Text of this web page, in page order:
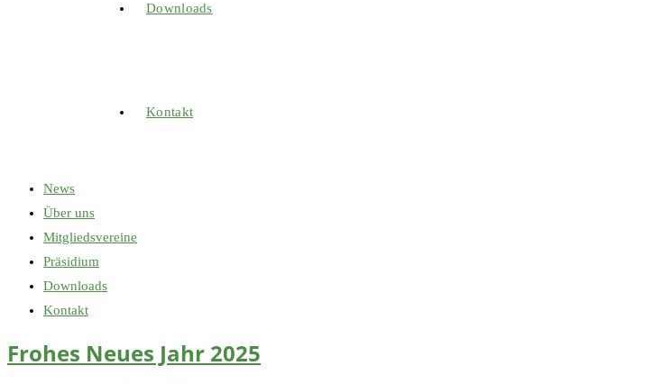
Downloads
Kontakt
News
Über uns
Mitgliedsvereine
Präsidium
Downloads
Kontakt
Frohes Neues Jahr 2025